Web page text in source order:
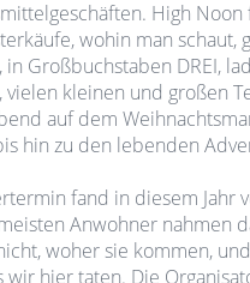
High Noon
wohin man schaut,
Großbuchstaben DREI,
kleinen und großen
auf dem
hin zu den lebenden
fand in diesem Jahr
Anwohner nahmen
woher sie kommen,
wir hier taten. Die